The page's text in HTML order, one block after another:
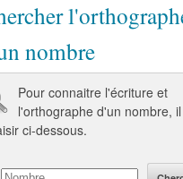
nombre
Pour connaitre l'écriture et
l'orthographe d'un nombre,
ci-dessous.